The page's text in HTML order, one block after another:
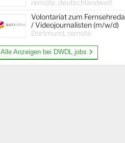
remote, deutschlandweit
Volontariat zum
/ Videojournalisten (m/w/d)
Dortmund, remote
Alle Anzeigen bei DWDL.jobs